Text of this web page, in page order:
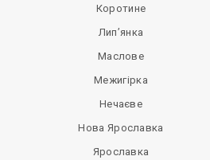
Коротине
Лип’янка
Маслове
Межигірка
Нечаєве
Нова Ярославка
Ярославка